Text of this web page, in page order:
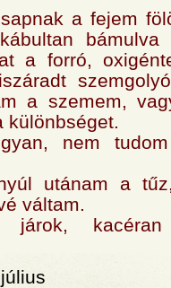
a fejem
bámulva
a forró,
a szemem,
különbséget.
nem
utánam a
váltam.
járok,